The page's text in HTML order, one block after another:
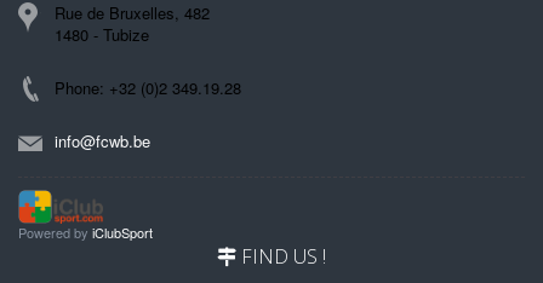
Rue de Bruxelles, 482
1480 - Tubize
Phone: +32 (0)2 349.19.28
info@fcwb.be
Powered by iClubSport
FIND US !